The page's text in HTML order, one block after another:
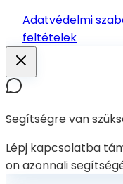
Adatvédelmi
feltételek
Segítségre van
Lépj kapcsolatba
on azonnali